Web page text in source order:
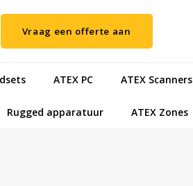
Vraag een offerte aan
ATEX PC ATEX Scanners
Rugged apparatuur ATEX Zones